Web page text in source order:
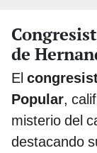
de
El
Popular,
misterio del
destacando